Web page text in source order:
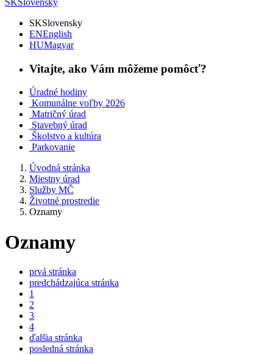
SKSlovensky
SKSlovensky
ENEnglish
HUMagyar
Vitajte, ako Vám môžeme pomôcť?
Úradné hodiny
Komunálne voľby 2026
Matričný úrad
Stavebný úrad
Školstvo a kultúra
Parkovanie
Úvodná stránka
Miestny úrad
Služby MČ
Životné prostredie
Oznamy
Oznamy
prvá stránka
predchádzajúca stránka
1
2
3
4
ďalšia stránka
posledná stránka